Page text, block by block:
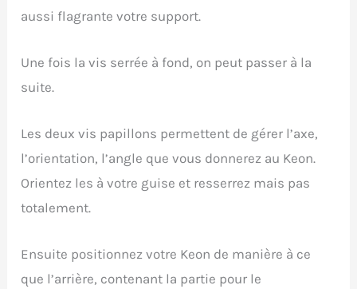
aussi flagrante votre support.
Une fois la vis serrée à fond, on peut passer à la
suite.
Les deux vis papillons permettent de gérer l’axe,
l’orientation, l’angle que vous donnerez au Keon.
Orientez les à votre guise et resserrez mais pas
totalement.
Ensuite positionnez votre Keon de manière à ce
que l’arrière, contenant la partie pour le